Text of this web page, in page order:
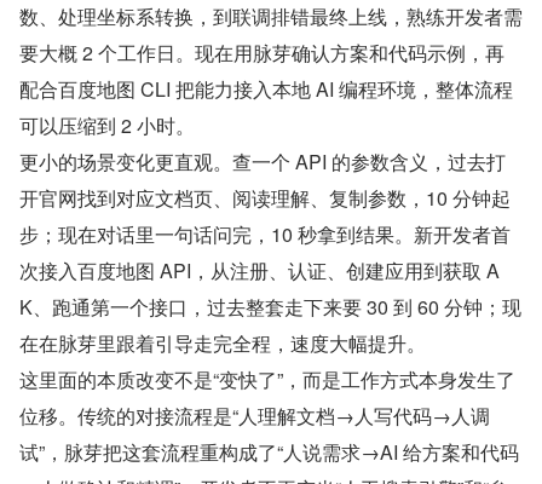
数、处理坐标系转换，到联调排错最终上线，熟练开发者需
要大概 2 个工作日。现在用脉芽确认方案和代码示例，再
配合百度地图 CLI 把能力接入本地 AI 编程环境，整体流程
可以压缩到 2 小时。
更小的场景变化更直观。查一个 API 的参数含义，过去打
开官网找到对应文档页、阅读理解、复制参数，10 分钟起
步；现在对话里一句话问完，10 秒拿到结果。新开发者首
次接入百度地图 API，从注册、认证、创建应用到获取 A
K、跑通第一个接口，过去整套走下来要 30 到 60 分钟；现
在在脉芽里跟着引导走完全程，速度大幅提升。
这里面的本质改变不是“变快了”，而是工作方式本身发生了
位移。传统的对接流程是“人理解文档→人写代码→人调
试”，脉芽把这套流程重构成了“人说需求→AI 给方案和代码